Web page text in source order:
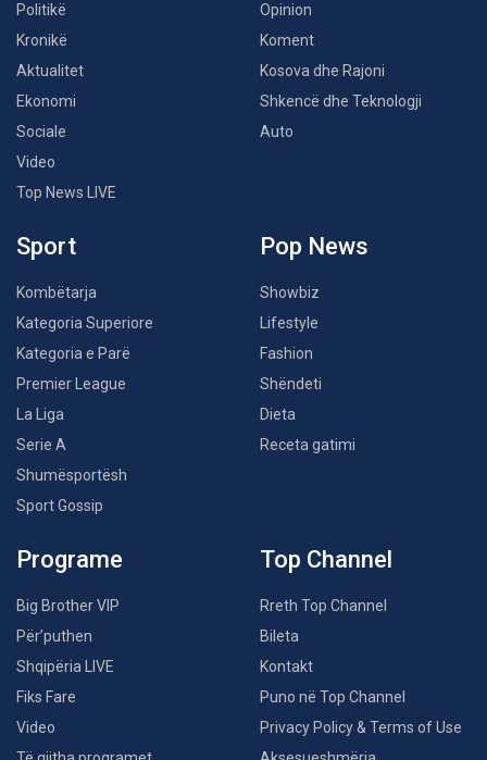
Politikë
Kronikë
Aktualitet
Ekonomi
Sociale
Video
Top News LIVE
Opinion
Koment
Kosova dhe Rajoni
Shkencë dhe Teknologji
Auto
Sport
Kombëtarja
Kategoria Superiore
Kategoria e Parë
Premier League
La Liga
Serie A
Shumësportësh
Sport Gossip
Pop News
Showbiz
Lifestyle
Fashion
Shëndeti
Dieta
Receta gatimi
Programe
Big Brother VIP
Për’puthen
Shqipëria LIVE
Fiks Fare
Video
Top Channel
Rreth Top Channel
Bileta
Kontakt
Puno në Top Channel
Privacy Policy & Terms of Use